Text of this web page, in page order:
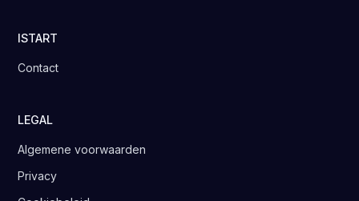
ISTART
Contact
LEGAL
Algemene voorwaarden
Privacy